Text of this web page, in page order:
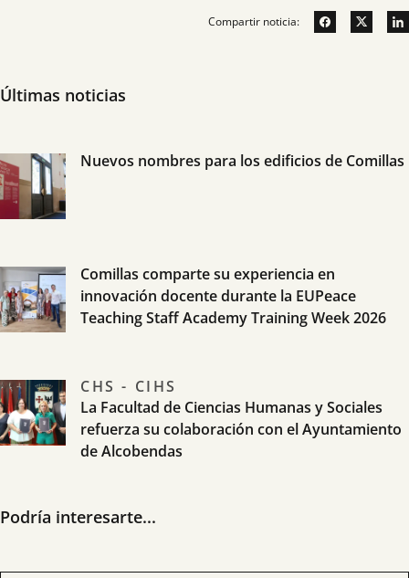
Compartir noticia:
Últimas noticias
Nuevos nombres para los edificios de Comillas
Comillas comparte su experiencia en
innovación docente durante la EUPeace
Teaching Staff Academy Training Week 2026
CHS - CIHS
La Facultad de Ciencias Humanas y Sociales
refuerza su colaboración con el Ayuntamiento
de Alcobendas
Podría interesarte...